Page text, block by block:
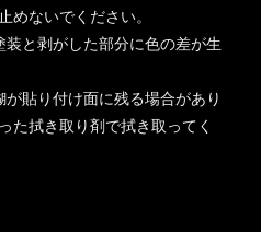
めないでください。
と剥がした部分に色の差が生
貼り付け面に残る場合があり
た拭き取り剤で拭き取ってく